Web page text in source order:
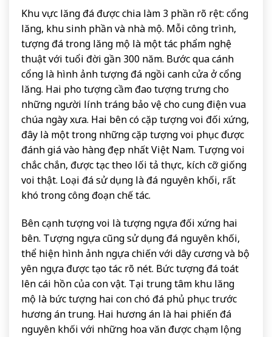
Khu vực lăng đá được chia làm 3 phần rõ rệt: cổng
lăng, khu sinh phần và nhà mộ. Mỗi công trình,
tượng đá trong lăng mộ là một tác phẩm nghệ
thuật với tuổi đời gần 300 năm. Bước qua cánh
cổng là hình ảnh tượng đá ngồi canh cửa ở cổng
lăng. Hai pho tượng cầm đao tượng trưng cho
những người lính tráng bảo vệ cho cung điện vua
chúa ngày xưa. Hai bên có cặp tượng voi đối xứng,
đây là một trong những cặp tượng voi phục được
đánh giá vào hàng đẹp nhất Việt Nam. Tượng voi
chắc chắn, được tạc theo lối tả thực, kích cỡ giống
voi thật. Loại đá sử dụng là đá nguyên khối, rất
khó trong công đoạn chế tác.
Bên cạnh tượng voi là tượng ngựa đối xứng hai
bên. Tượng ngựa cũng sử dụng đá nguyên khối,
thể hiện hình ảnh ngựa chiến với dây cương và bộ
yên ngựa được tạo tác rõ nét. Bức tượng đá toát
lên cái hồn của con vật. Tại trung tâm khu lăng
mộ là bức tượng hai con chó đá phủ phục trước
hương án trung. Hai hương án là hai phiến đá
nguyên khối với những hoa văn được chạm lộng